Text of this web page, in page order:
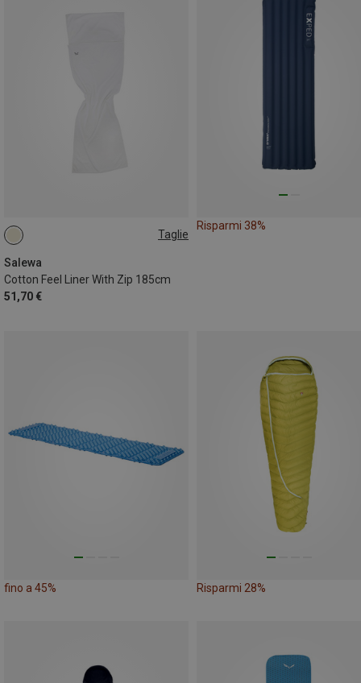
Taglie
Salewa
Cotton Feel Liner With Zip 185cm
51,70 €
MAX. 185CM | LEFT
MAX. 185CM | RIGHT
Risparmi 38%
fino a 45% Risparmi 28%